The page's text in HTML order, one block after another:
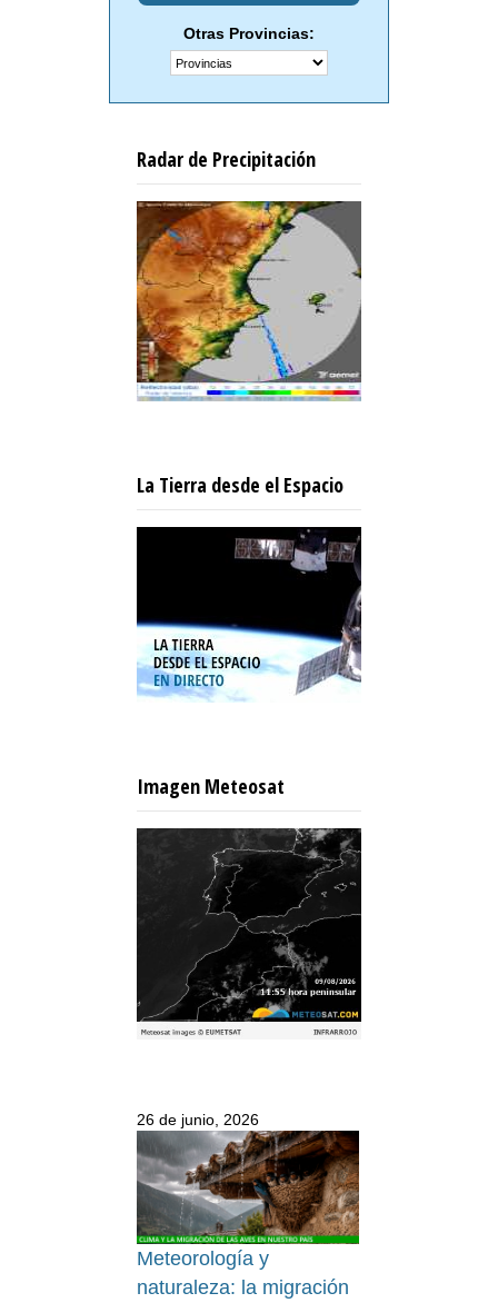
Otras Provincias:
Radar de Precipitación
La Tierra desde el Espacio
Imagen Meteosat
26 de junio, 2026
Meteorología y
naturaleza: la migración